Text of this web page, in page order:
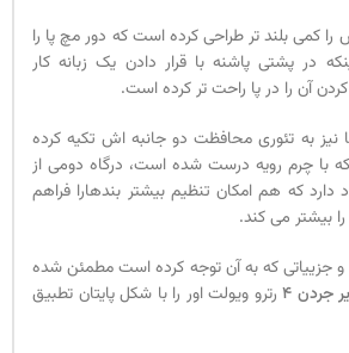
کمی بلند تر طراحی کرده است که دور مچ پا را
در پشتی پاشنه با قرار دادن یک زبانه کار
آن را در پا راحت تر کرده است.
نیز به تئوری محافظت دو جانبه اش تکیه کرده
با چرم رویه درست شده است، درگاه دومی از
که هم امکان تنظیم بیشتر بندهارا فراهم
بیشتر می کند.
و جزییاتی که به آن توجه کرده است مطمئن شده
جردن 4
رترو ویولت اور را با شکل پایتان تطبیق